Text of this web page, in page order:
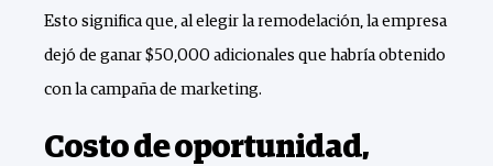
Esto significa que, al elegir la remodelación, la empresa
dejó de ganar $50,000 adicionales que habría obtenido
con la campaña de marketing.
Costo de oportunidad,